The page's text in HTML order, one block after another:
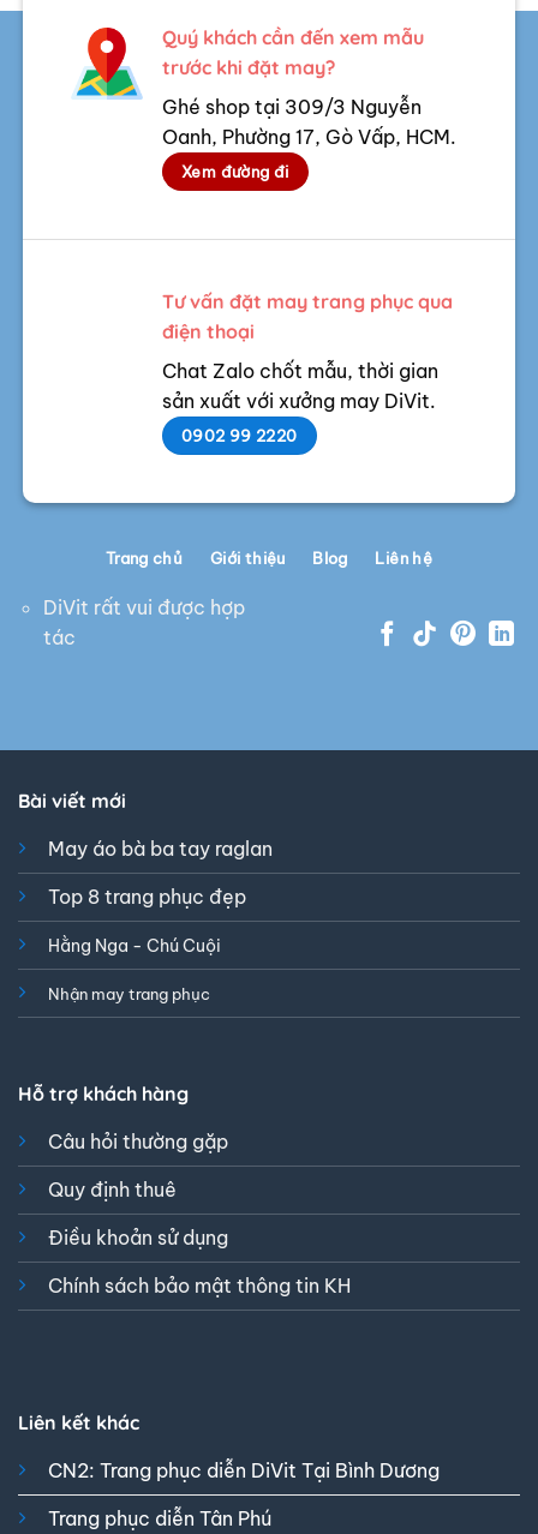
Quý khách cần đến xem mẫu
trước khi đặt may?
Ghé shop tại 309/3 Nguyễn
Oanh, Phường 17, Gò Vấp, HCM.
Xem đường đi
Tư vấn đặt may trang phục qua
điện thoại
Chat Zalo chốt mẫu, thời gian
sản xuất với xưởng may DiVit.
0902 99 2220
DiVit rất vui được hợp
tác
Trang chủ Giới thiệu Blog Liên hệ
Bài viết mới
May áo bà ba tay raglan
Top 8 trang phục đẹp
Hằng Nga - Chú Cuội
Nhận may trang phục
Hỗ trợ khách hàng
Câu hỏi thường gặp
Quy định thuê
Điều khoản sử dụng
Chính sách bảo mật thông tin KH
Liên kết khác
CN2: Trang phục diễn DiVit Tại Bình Dương
Trang phục diễn Tân Phú